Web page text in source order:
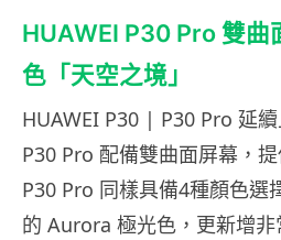
HUAWEI P30 Pro 雙曲
色「天空之境」
HUAWEI P30 | P30 Pro 延
P30 Pro 配備雙曲面屏幕，
P30 Pro 同樣具備4種顏色選
的 Aurora 極光色，更新增